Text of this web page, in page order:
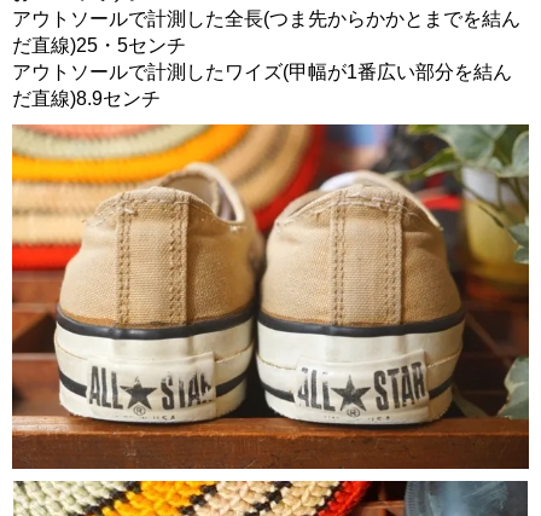
アウトソールで計測した全長(つま先からかかとまでを結ん
だ直線)25・5センチ
アウトソールで計測したワイズ(甲幅が1番広い部分を結ん
だ直線)8.9センチ